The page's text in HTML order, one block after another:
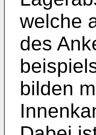
welche
des
bilden